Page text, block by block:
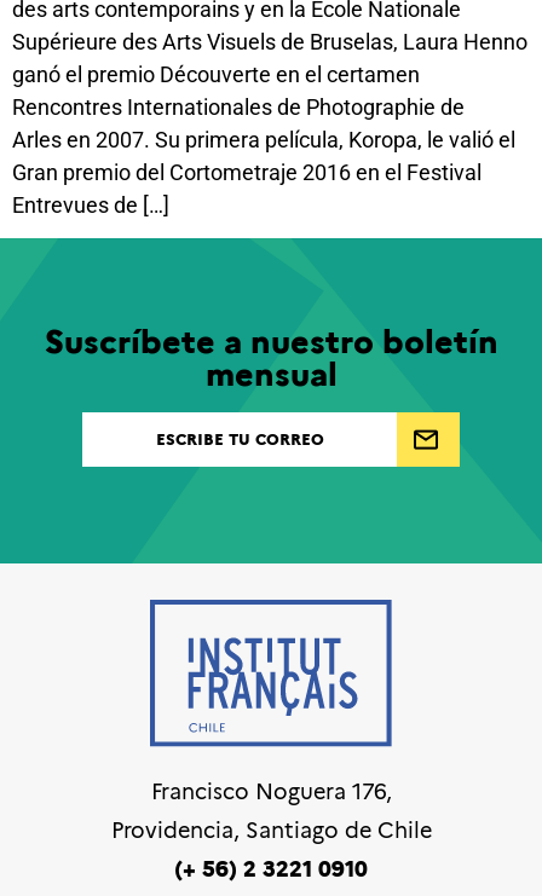
des arts contemporains y en la École Nationale
Supérieure des Arts Visuels de Bruselas, Laura Henno
ganó el premio Découverte en el certamen
Rencontres Internationales de Photographie de
Arles en 2007. Su primera película, Koropa, le valió el
Gran premio del Cortometraje 2016 en el Festival
Entrevues de […]
Suscríbete a nuestro boletín
mensual
Francisco Noguera 176,
Providencia, Santiago de Chile
(+ 56) 2 3221 0910